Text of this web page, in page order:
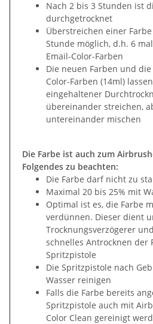
Nach 2 bis 3 Stunden ist
durchgetrocknet
Überstreichen einer
Stunde möglich, d.h. 6
Email-Color-Farben
Die neuen Farben und
Color-Farben (14ml)
eingehaltener
übereinander streichen,
untereinander mischen
Die Farbe ist auch zum
Folgendes zu beachten:
Die Farbe darf nicht zu
Maximal 20 bis 25% mit
Optimal ist es, die Farbe
verdünnen. Dieser dient
Trocknungsverzögerer
schnelles Antrocknen der
Spritzpistole
Die Spritzpistole nach
Wasser reinigen
Falls die Farbe bereits
Spritzpistole auch mit
Color Clean gereinigt